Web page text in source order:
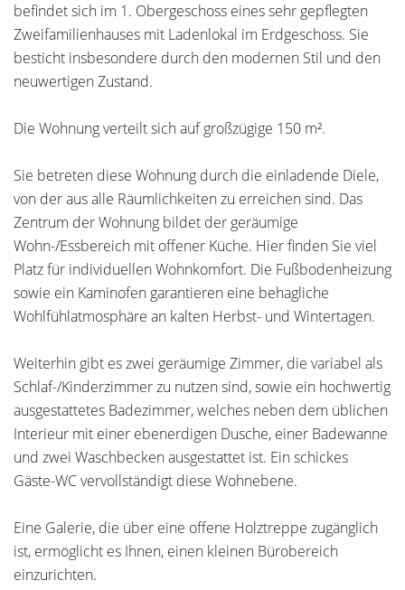
befindet sich im 1. Obergeschoss eines sehr gepflegten
Zweifamilienhauses mit Ladenlokal im Erdgeschoss. Sie
besticht insbesondere durch den modernen Stil und den
neuwertigen Zustand.
Die Wohnung verteilt sich auf großzügige 150 m².
Sie betreten diese Wohnung durch die einladende Diele,
von der aus alle Räumlichkeiten zu erreichen sind. Das
Zentrum der Wohnung bildet der geräumige
Wohn-/Essbereich mit offener Küche. Hier finden Sie viel
Platz für individuellen Wohnkomfort. Die Fußbodenheizung
sowie ein Kaminofen garantieren eine behagliche
Wohlfühlatmosphäre an kalten Herbst- und Wintertagen.
Weiterhin gibt es zwei geräumige Zimmer, die variabel als
Schlaf-/Kinderzimmer zu nutzen sind, sowie ein hochwertig
ausgestattetes Badezimmer, welches neben dem üblichen
Interieur mit einer ebenerdigen Dusche, einer Badewanne
und zwei Waschbecken ausgestattet ist. Ein schickes
Gäste-WC vervollständigt diese Wohnebene.
Eine Galerie, die über eine offene Holztreppe zugänglich
ist, ermöglicht es Ihnen, einen kleinen Bürobereich
einzurichten.